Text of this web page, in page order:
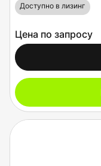
Доступно в лизинг
Цена по запросу